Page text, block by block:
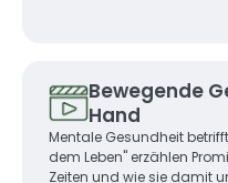
Bewegende
Hand
Mentale Gesundheit
dem Leben" erzählen
Zeiten und wie sie damit